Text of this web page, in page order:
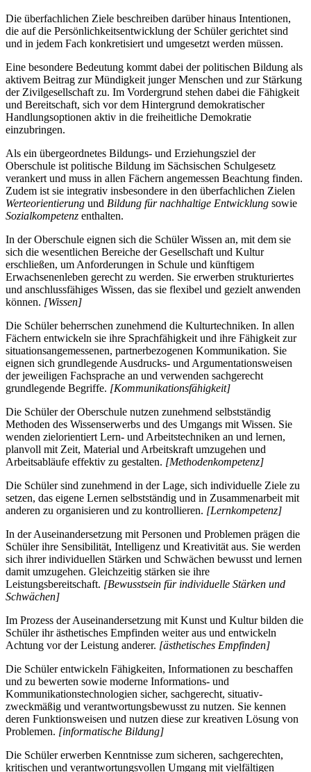
Die überfachlichen Ziele beschreiben darüber hinaus Intentionen,
die auf die Persönlichkeitsentwicklung der Schüler gerichtet sind
und in jedem Fach konkretisiert und umgesetzt werden müssen.
Eine besondere Bedeutung kommt dabei der politischen Bildung als
aktivem Beitrag zur Mündigkeit junger Menschen und zur Stärkung
der Zivilgesellschaft zu. Im Vordergrund stehen dabei die Fähigkeit
und Bereitschaft, sich vor dem Hintergrund demokratischer
Handlungsoptionen aktiv in die freiheitliche Demokratie
einzubringen.
Als ein übergeordnetes Bildungs- und Erziehungsziel der
Oberschule ist politische Bildung im Sächsischen Schulgesetz
verankert und muss in allen Fächern angemessen Beachtung finden.
Zudem ist sie integrativ insbesondere in den überfachlichen Zielen
Werteorientierung und Bildung für nachhaltige Entwicklung sowie
Sozialkompetenz enthalten.
In der Oberschule eignen sich die Schüler Wissen an, mit dem sie
sich die wesentlichen Bereiche der Gesellschaft und Kultur
erschließen, um Anforderungen in Schule und künftigem
Erwachsenenleben gerecht zu werden. Sie erwerben strukturiertes
und anschlussfähiges Wissen, das sie flexibel und gezielt anwenden
können. [Wissen]
Die Schüler beherrschen zunehmend die Kulturtechniken. In allen
Fächern entwickeln sie ihre Sprachfähigkeit und ihre Fähigkeit zur
situationsangemessenen, partnerbezogenen Kommunikation. Sie
eignen sich grundlegende Ausdrucks- und Argumentationsweisen
der jeweiligen Fachsprache an und verwenden sachgerecht
grundlegende Begriffe. [Kommunikationsfähigkeit]
Die Schüler der Oberschule nutzen zunehmend selbstständig
Methoden des Wissenserwerbs und des Umgangs mit Wissen. Sie
wenden zielorientiert Lern- und Arbeitstechniken an und lernen,
planvoll mit Zeit, Material und Arbeitskraft umzugehen und
Arbeitsabläufe effektiv zu gestalten. [Methodenkompetenz]
Die Schüler sind zunehmend in der Lage, sich individuelle Ziele zu
setzen, das eigene Lernen selbstständig und in Zusammenarbeit mit
anderen zu organisieren und zu kontrollieren. [Lernkompetenz]
In der Auseinandersetzung mit Personen und Problemen prägen die
Schüler ihre Sensibilität, Intelligenz und Kreativität aus. Sie werden
sich ihrer individuellen Stärken und Schwächen bewusst und lernen
damit umzugehen. Gleichzeitig stärken sie ihre
Leistungsbereitschaft. [Bewusstsein für individuelle Stärken und
Schwächen]
Im Prozess der Auseinandersetzung mit Kunst und Kultur bilden die
Schüler ihr ästhetisches Empfinden weiter aus und entwickeln
Achtung vor der Leistung anderer. [ästhetisches Empfinden]
Die Schüler entwickeln Fähigkeiten, Informationen zu beschaffen
und zu bewerten sowie moderne Informations- und
Kommunikationstechnologien sicher, sachgerecht, situativ-
zweckmäßig und verantwortungsbewusst zu nutzen. Sie kennen
deren Funktionsweisen und nutzen diese zur kreativen Lösung von
Problemen. [informatische Bildung]
Die Schüler erwerben Kenntnisse zum sicheren, sachgerechten,
kritischen und verantwortungsvollen Umgang mit vielfältigen